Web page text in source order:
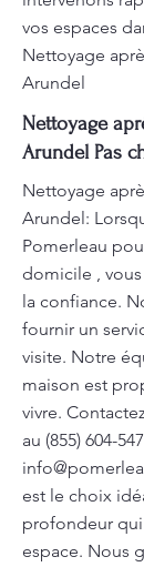
vos espaces
Nettoyage
Arundel
Nettoyage
Arundel Pas
Nettoyage
Arundel:
Pomerleau
domicile ,
la confiance.
fournir un
visite. Notre
maison est
vivre.
au (855) 604-
est le choix
profondeur
espace. Nous